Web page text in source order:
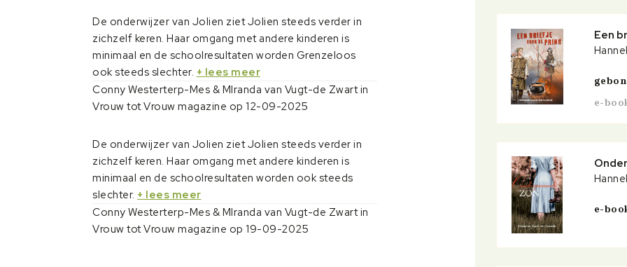
De onderwijzer van Jolien ziet Jolien steeds verder in
zichzelf keren. Haar omgang met andere kinderen is
minimaal en de schoolresultaten worden Grenzeloos
ook steeds slechter. + lees meer
Conny Westerterp-Mes & MIranda van Vugt-de Zwart in
Vrouw tot Vrouw magazine op 12-09-2025
De onderwijzer van Jolien ziet Jolien steeds verder in
zichzelf keren. Haar omgang met andere kinderen is
minimaal en de schoolresultaten worden ook steeds
slechter. + lees meer
Conny Westerterp-Mes & MIranda van Vugt-de Zwart in
Vrouw tot Vrouw magazine op 19-09-2025
Een
e-
e-